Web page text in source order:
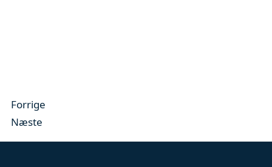
Forrige
Næste